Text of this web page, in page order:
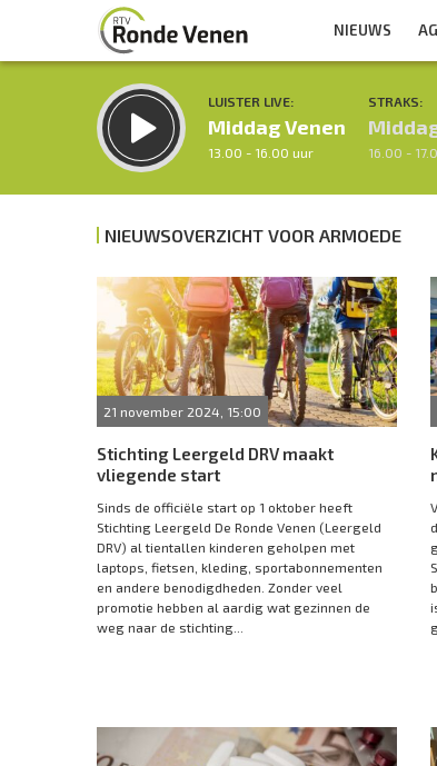
NIEUWS
LUISTER LIVE:
Middag Venen
13.00 - 16.00 uur
STRAKS:
16.00 -
Inklappen
NIEUWSOVERZICHT VOOR ARMOEDE
21 november 2024, 15:00
Stichting Leergeld DRV maakt
vliegende start
Sinds de officiële start op 1 oktober heeft
Stichting Leergeld De Ronde Venen (Leergeld
DRV) al tientallen kinderen geholpen met
laptops, fietsen, kleding, sportabonnementen
en andere benodigdheden. Zonder veel
promotie hebben al aardig wat gezinnen de
weg naar de stichting...